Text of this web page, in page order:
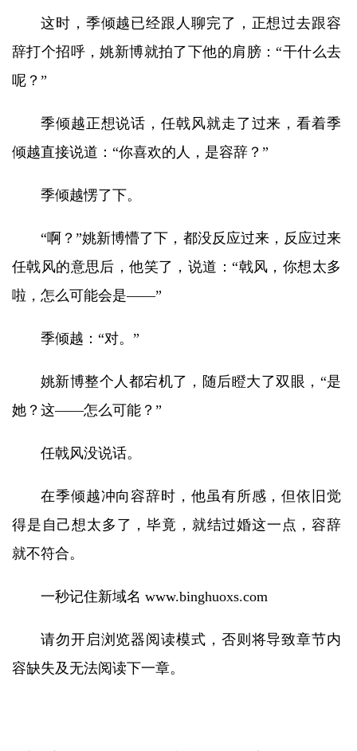
这时，季倾越已经跟人聊完了，正想过去跟容
辞打个招呼，姚新博就拍了下他的肩膀：“干什么去
呢？”
季倾越正想说话，任戟风就走了过来，看着季
倾越直接说道：“你喜欢的人，是容辞？”
季倾越愣了下。
“啊？”姚新博懵了下，都没反应过来，反应过来
任戟风的意思后，他笑了，说道：“戟风，你想太多
啦，怎么可能会是——”
季倾越：“对。”
姚新博整个人都宕机了，随后瞪大了双眼，“是
她？这——怎么可能？”
任戟风没说话。
在季倾越冲向容辞时，他虽有所感，但依旧觉
得是自己想太多了，毕竟，就结过婚这一点，容辞
就不符合。
一秒记住新域名 www.binghuoxs.com
请勿开启浏览器阅读模式，否则将导致章节内
容缺失及无法阅读下一章。